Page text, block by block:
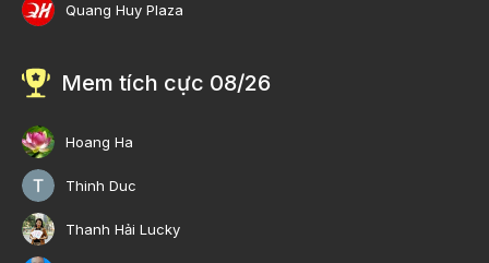
Quang Huy Plaza
Mem tích cực 08/26
Hoang Ha
Thinh Duc
Thanh Hải Lucky